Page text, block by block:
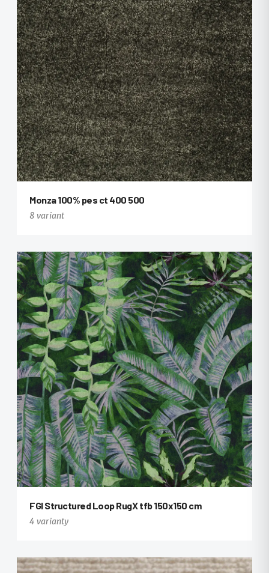
+80
Monza 100% pes ct 400 500
8 variant
FGI Structured Loop RugX tfb 150x150 cm
4 varianty